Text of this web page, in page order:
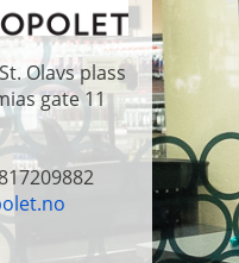
Olavs plass
gate 11